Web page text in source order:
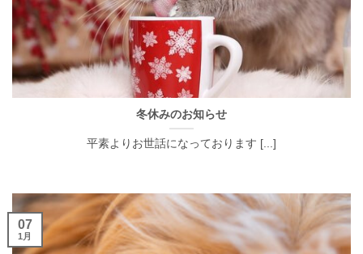
冬休みのお知らせ
平素よりお世話になっております [...]
07
1月